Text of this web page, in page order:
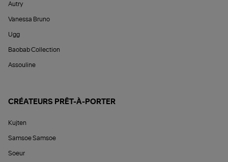
Autry
Vanessa Bruno
Ugg
Baobab Collection
Assouline
CRÉATEURS PRÊT-À-PORTER
Kujten
Samsoe Samsoe
Soeur